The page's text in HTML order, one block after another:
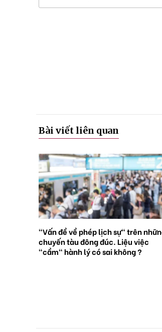
Bài viết liên quan
Nhật Bản : Hệ thống tàu điện ngầm
lắp đặt tủ khóa tự động đặt trước
qua điện thoại thông minh tại tất cả